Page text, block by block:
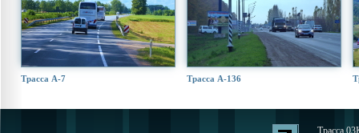
Трасса А-7 Трасса А-136
Трасса